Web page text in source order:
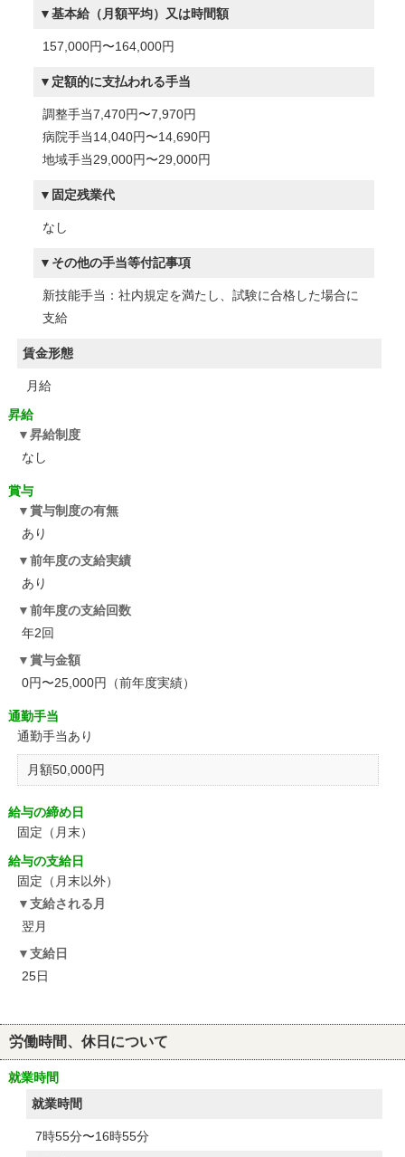
基本給（月額平均）又は時間額
157,000円〜164,000円
定額的に支払われる手当
調整手当7,470円〜7,970円
病院手当14,040円〜14,690円
地域手当29,000円〜29,000円
固定残業代
なし
その他の手当等付記事項
新技能手当：社内規定を満たし、試験に合格した場合に
支給
賃金形態
月給
昇給
昇給制度
なし
賞与
賞与制度の有無
あり
前年度の支給実績
あり
前年度の支給回数
年2回
賞与金額
0円〜25,000円（前年度実績）
通勤手当
通勤手当あり
月額50,000円
給与の締め日
固定（月末）
給与の支給日
固定（月末以外）
支給される月
翌月
支給日
25日
労働時間、休日について
就業時間
就業時間
7時55分〜16時55分